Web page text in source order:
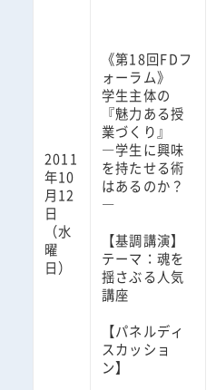
2011
年10
月12
日
（水
曜
日）
《第18回FDフ
ォーラム》
学生主体の
『魅力ある授
業づくり』
―学生に興味
を持たせる術
はあるのか？
―
【基調講演】
テーマ：魂を
揺さぶる人気
講座
【パネルディ
スカッショ
ン】